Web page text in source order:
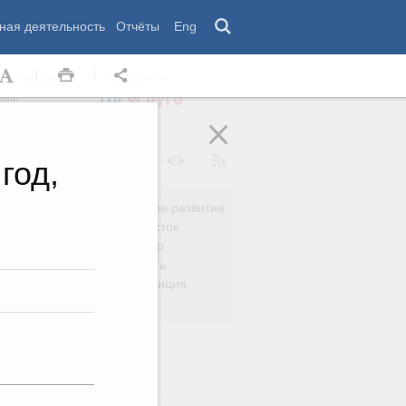
деятельность Отчёты Eng
Обращения
Региональное развитие
Дальний Восток
Россия и мир
Безопасность
Право и юстиция